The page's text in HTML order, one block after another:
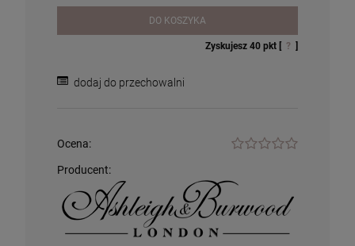
Trawa Cytrynowa 1000ml
Cena regularna: 134,99 zł
DO KOSZYKA
Zyskujesz 40 pkt [ ? ]
dodaj do przechowalni
Ocena:
Producent: